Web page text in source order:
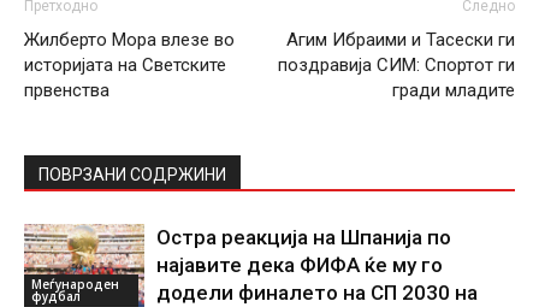
Претходно
Жилберто Мора влезе во
историјата на Светските
првенства
Следно
Агим Ибраими и Тасески ги
поздравија СИМ: Спортот ги
гради младите
ПОВРЗАНИ СОДРЖИНИ
Меѓународен
фудбал
Остра реакција на Шпанија по
најавите дека ФИФА ќе му го
додели финалето на СП 2030 на